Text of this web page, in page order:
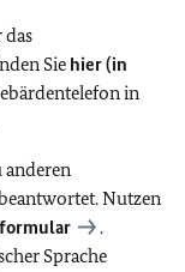
das
Sie hier (in
in
anderen
Nutzen
.
Sprache